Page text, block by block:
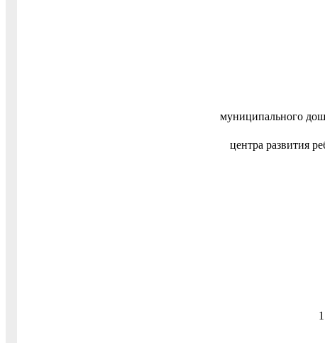
городского округа
Московской
от 16.06.2020
муниципального
центра развития